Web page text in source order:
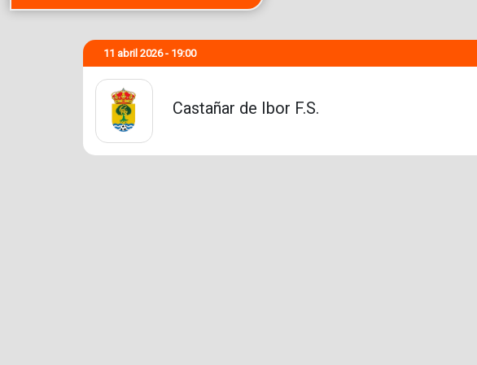
11 abril 2026 - 19:00
Castañar de Ibor F.S.